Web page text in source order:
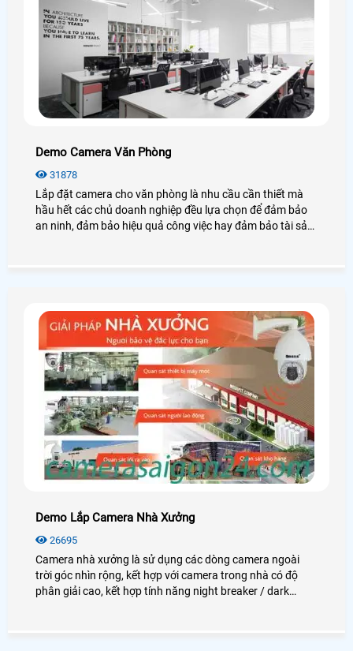
Demo Camera Văn Phòng
31878
Lắp đặt camera cho văn phòng là nhu cầu cần thiết mà
hầu hết các chủ doanh nghiệp đều lựa chọn để đảm bảo
an ninh, đảm bảo hiệu quả công việc hay đảm bảo tài sản
Demo Lắp Camera Nhà Xưởng
26695
Camera nhà xưởng là sử dụng các dòng camera ngoài
trời góc nhìn rộng, kết hợp với camera trong nhà có độ
phân giải cao, kết hợp tính năng night breaker / dark